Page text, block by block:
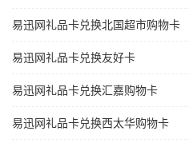
易迅网礼品卡兑换北国超市购物卡
易迅网礼品卡兑换友好卡
易迅网礼品卡兑换汇嘉购物卡
易迅网礼品卡兑换西太华购物卡